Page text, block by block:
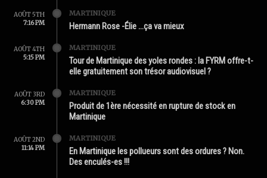
AOÛT 5TH
7:16 PM
MARTINIQUE
Hermann Rose -Élie …ça va mieux
AOÛT 4TH
5:15 PM
MARTINIQUE
Tour de Martinique des yoles rondes : la FYRM offre-t-
elle gratuitement son trésor audiovisuel ?
AOÛT 3RD
6:30 PM
MARTINIQUE
Produit de 1ère nécessité en rupture de stock en
Martinique
AOÛT 2ND
11:14 PM
MARTINIQUE
En Martinique les pollueurs sont des ordures ? Non.
Des enculés-es !!!